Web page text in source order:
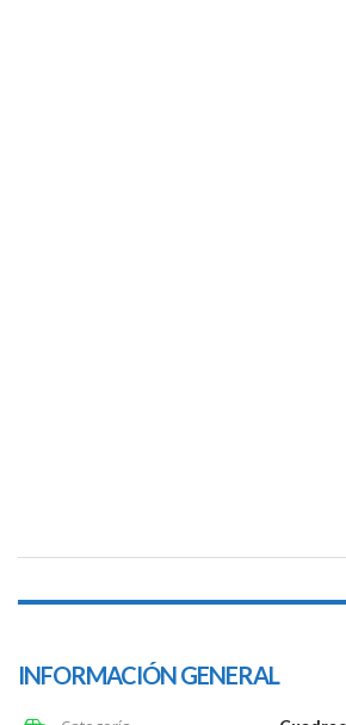
INFORMACIÓN GENERAL